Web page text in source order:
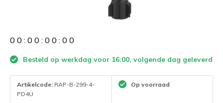
0 0 : 0 0 : 0 0 : 0 0
Besteld op werkdag voor 16:00, volgende dag geleverd
Artikelcode: RAP-B-299-4-
PD4U
Op voorraad